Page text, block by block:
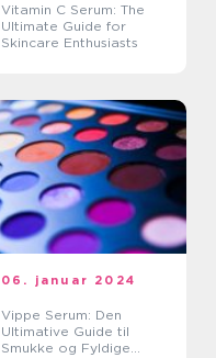
Vitamin C Serum: The
Ultimate Guide for
Skincare Enthusiasts
06. januar 2024
Vippe Serum: Den
Ultimative Guide til
Smukke og Fyldige